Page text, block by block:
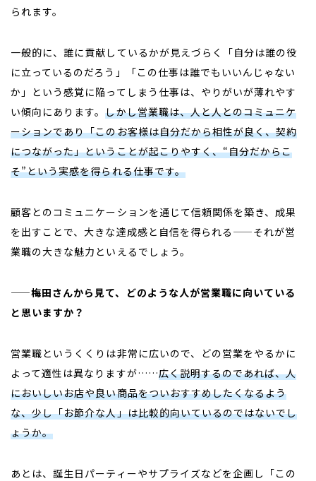
られます。
一般的に、誰に貢献しているかが見えづらく「自分は誰の役
に立っているのだろう」「この仕事は誰でもいいんじゃない
か」という感覚に陥ってしまう仕事は、やりがいが薄れやす
い傾向にあります。しかし営業職は、人と人とのコミュニケ
ーションであり「このお客様は自分だから相性が良く、契約
につながった」ということが起こりやすく、“自分だからこ
そ”という実感を得られる仕事です。
顧客とのコミュニケーションを通じて信頼関係を築き、成果
を出すことで、大きな達成感と自信を得られる——それが営
業職の大きな魅力といえるでしょう。
——梅田さんから見て、どのような人が営業職に向いている
と思いますか？
営業職というくくりは非常に広いので、どの営業をやるかに
よって適性は異なりますが……広く説明するのであれば、人
においしいお店や良い商品をついおすすめしたくなるよう
な、少し「お節介な人」は比較的向いているのではないでし
ょうか。
あとは、誕生日パーティーやサプライズなどを企画し「この